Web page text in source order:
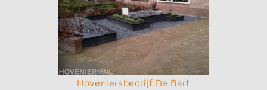
Hoveniersbedrijf De Bart